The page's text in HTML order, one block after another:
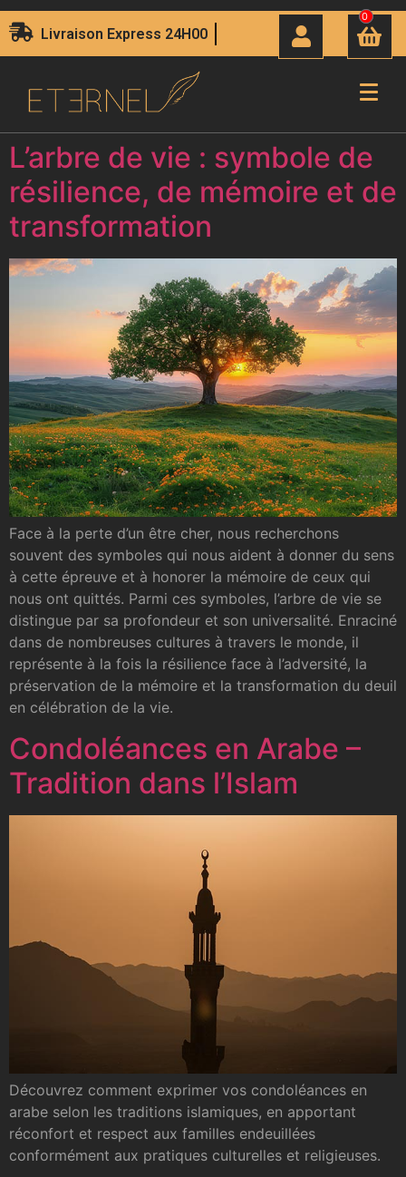
Livraison Express 24H00
0
L’arbre de vie : symbole de
résilience, de mémoire et de
transformation
Face à la perte d’un être cher, nous recherchons
souvent des symboles qui nous aident à donner du sens
à cette épreuve et à honorer la mémoire de ceux qui
nous ont quittés. Parmi ces symboles, l’arbre de vie se
distingue par sa profondeur et son universalité. Enraciné
dans de nombreuses cultures à travers le monde, il
représente à la fois la résilience face à l’adversité, la
préservation de la mémoire et la transformation du deuil
en célébration de la vie.
Condoléances en Arabe –
Tradition dans l’Islam
Découvrez comment exprimer vos condoléances en
arabe selon les traditions islamiques, en apportant
réconfort et respect aux familles endeuillées
conformément aux pratiques culturelles et religieuses.